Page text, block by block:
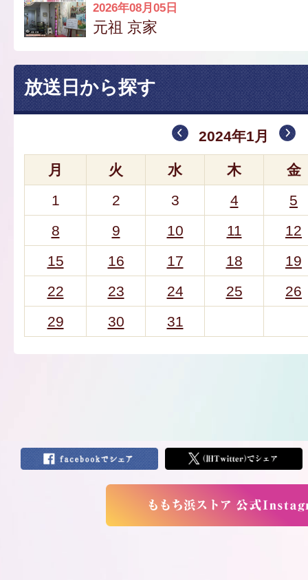
2026年08月05日
元祖 京家
放送日から探す
2024年1月
月 火 水 木
金
1
2 3 4
5
8
9 10 11
12
15
16 17 18
19
22
23 24 25
26
29
30 31